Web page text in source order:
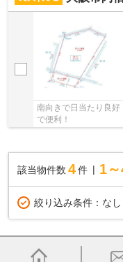
南向きで日当たり良
で便利！
該当物件数 4件 1
絞り込み条件： なし